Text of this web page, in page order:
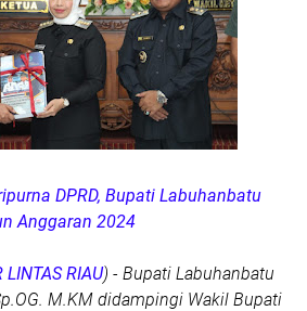
DPRD, Bupati Labuhanbatu
Anggaran 2024
LINTAS RIAU) - Bupati Labuhanbatu
M.KM didampingi Wakil Bupati